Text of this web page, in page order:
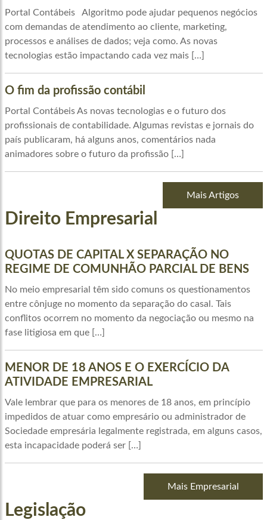
Portal Contábeis Algoritmo pode ajudar pequenos negócios
com demandas de atendimento ao cliente, marketing,
processos e análises de dados; veja como. As novas
tecnologias estão impactando cada vez mais […]
O fim da profissão contábil
Portal Contábeis As novas tecnologias e o futuro dos
profissionais de contabilidade. Algumas revistas e jornais do
país publicaram, há alguns anos, comentários nada
animadores sobre o futuro da profissão […]
Mais Artigos
Direito Empresarial
QUOTAS DE CAPITAL X SEPARAÇÃO NO
REGIME DE COMUNHÃO PARCIAL DE BENS
No meio empresarial têm sido comuns os questionamentos
entre cônjuge no momento da separação do casal. Tais
conflitos ocorrem no momento da negociação ou mesmo na
fase litigiosa em que […]
MENOR DE 18 ANOS E O EXERCÍCIO DA
ATIVIDADE EMPRESARIAL
Vale lembrar que para os menores de 18 anos, em princípio
impedidos de atuar como empresário ou administrador de
Sociedade empresária legalmente registrada, em alguns casos,
esta incapacidade poderá ser […]
Mais Empresarial
Legislação